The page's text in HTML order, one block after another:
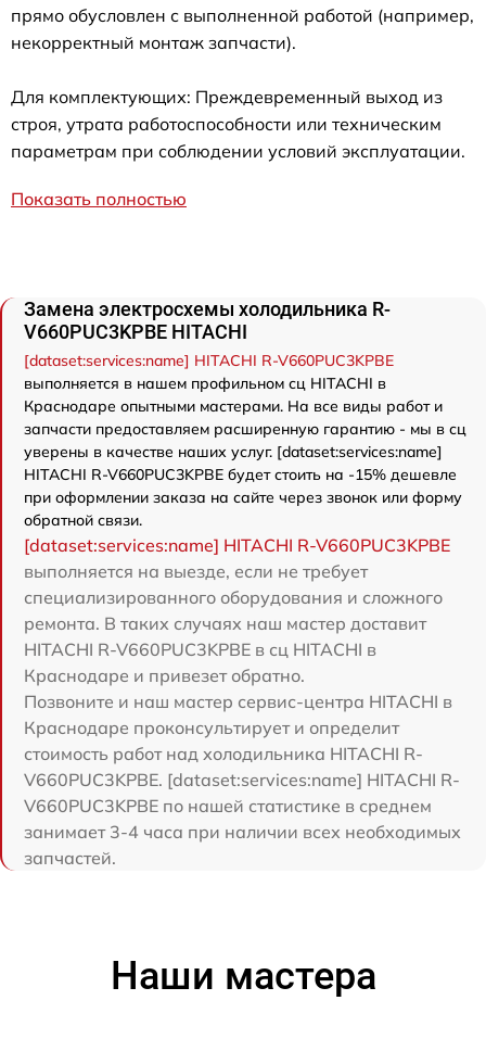
прямо обусловлен с выполненной работой (например,
некорректный монтаж запчасти).
Для комплектующих: Преждевременный выход из
строя, утрата работоспособности или техническим
параметрам при соблюдении условий эксплуатации.
Показать полностью
Замена электросхемы холодильника R-
V660PUC3KPBE HITACHI
[dataset:services:name] HITACHI R-V660PUC3KPBE
выполняется в нашем профильном сц HITACHI в
Краснодаре опытными мастерами. На все виды работ и
запчасти предоставляем расширенную гарантию - мы в сц
уверены в качестве наших услуг. [dataset:services:name]
HITACHI R-V660PUC3KPBE будет стоить на -15% дешевле
при оформлении заказа на сайте через звонок или форму
обратной связи.
[dataset:services:name] HITACHI R-V660PUC3KPBE
выполняется на выезде, если не требует
специализированного оборудования и сложного
ремонта. В таких случаях наш мастер доставит
HITACHI R-V660PUC3KPBE в сц HITACHI в
Краснодаре и привезет обратно.
Позвоните и наш мастер сервис-центра HITACHI в
Краснодаре проконсультирует и определит
стоимость работ над холодильника HITACHI R-
V660PUC3KPBE. [dataset:services:name] HITACHI R-
V660PUC3KPBE по нашей статистике в среднем
занимает 3-4 часа при наличии всех необходимых
запчастей.
Наши мастера